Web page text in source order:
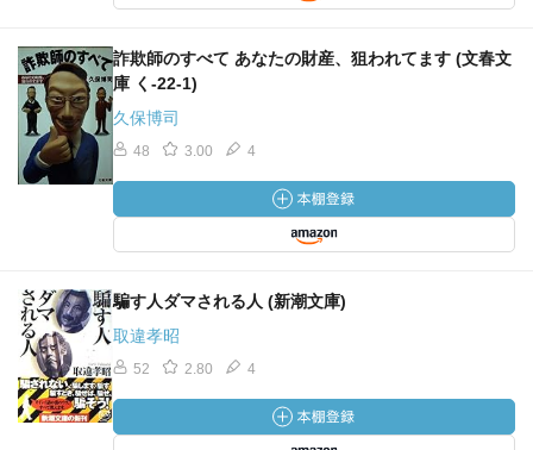
詐欺師のすべて あなたの財産、狙われてます (文春文
庫 く-22-1)
久保博司
48 3.00 4
騙す人ダマされる人 (新潮文庫)
取違孝昭
52 2.80 4